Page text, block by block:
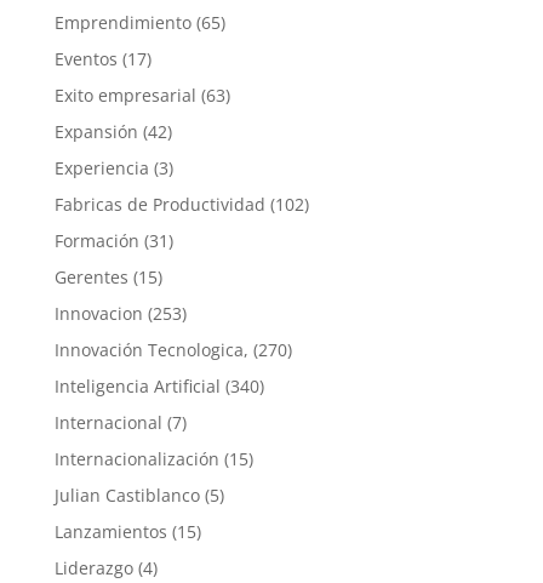
Emprendimiento(65)
Eventos (17)
Exito empresarial (63)
Expansión (42)
Experiencia (3)
Fabricas de Productividad (102)
Formación (31)
Gerentes (15)
Innovacion (253)
Innovación Tecnologica, (270)
Inteligencia Artificial (340)
Internacional (7)
Internacionalización (15)
Julian Castiblanco(5)
Lanzamientos (15)
Liderazgo(4)